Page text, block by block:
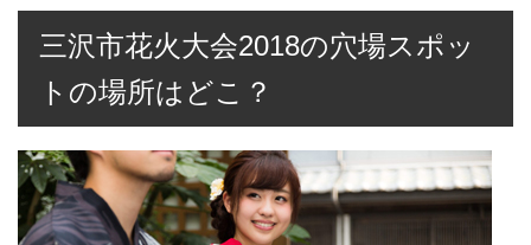
三沢市花火大会2018の穴場スポッ
トの場所はどこ？